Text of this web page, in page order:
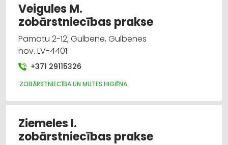
Veigules M.
zobārstniecības prakse
Pamatu 2-12, Gulbene, Gulbenes
nov. LV-4401
+371 29115326
ZOBĀRSTNIECĪBA UN MUTES HIGIĒNA
Ziemeles I.
zobārstniecības prakse